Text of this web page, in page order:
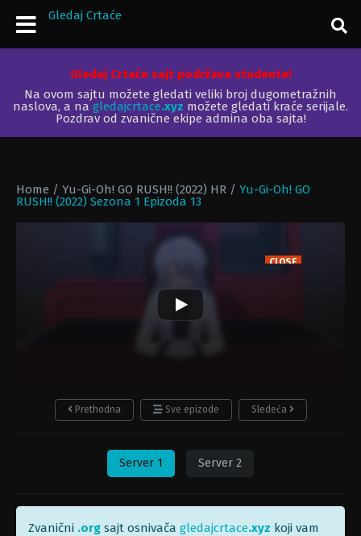
Gledaj Crtaće
Gledaj Crtaće sajt podržava studente!
Na ovom sajtu možete gledati veliki broj dugometražnih
naslova, a na gledajcrtace.xyz možete gledati kraće serijale.
Pozdrav od zvanične ekipe admina oba sajta!
Home / Yu-Gi-Oh! GO RUSH!! (2022) HR / Yu-Gi-Oh! GO
RUSH!! (2022) Sezona 1 Epizoda 13
CLOSE
Prethodna Sve epizode Sledeća
Server 1 Server 2
Zvanični .org sajt osnivača gledajcrtace.xyz koji vam